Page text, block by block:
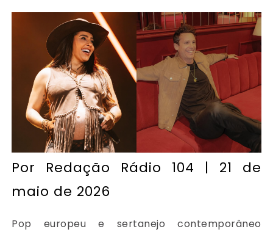
Por Redação Rádio 104 | 21 de
maio de 2026
Pop europeu e sertanejo contemporâneo